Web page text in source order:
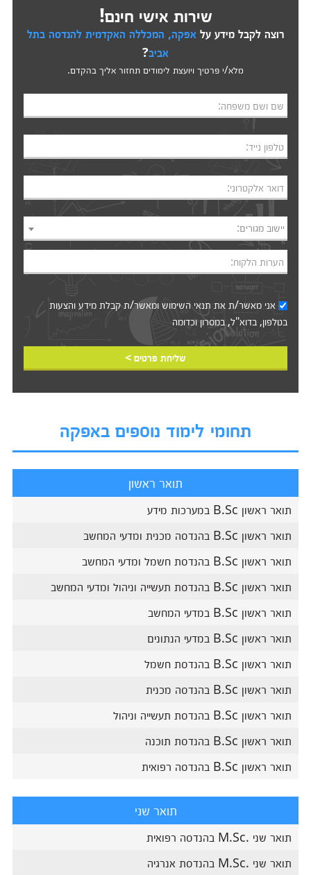
שירות אישי חינם!
רוצה לקבל מידע עלאפקה, המכללה האקדמית להנדסה בתל
אביב?
מלא/י פרטיך ויועצת לימודים תחזור אליך בהקדם.
שם ושם משפחה:
טלפון נייד:
דואר אלקטרוני:
יישוב מגורים:
הערות הלקוח:
אני מאשר/ת את תנאי השימושומאשר/ת קבלת מידע והצעות
בטלפון, בדוא"ל, במסרון וכדומה‎‎
שליחת פרטים >
תחומי לימוד נוספים באפקה
תואר ראשון
תואר ראשון B.Sc במערכות מידע
תואר ראשון B.Sc בהנדסה מכנית ומדעי המחשב
תואר ראשון B.Sc בהנדסת חשמל ומדעי המחשב
תואר ראשון B.Sc בהנדסת תעשייה וניהול ומדעי המחשב
תואר ראשון B.Sc במדעי המחשב
תואר ראשון B.Sc במדעי הנתונים
תואר ראשון B.Sc בהנדסת חשמל
תואר ראשון B.Sc בהנדסה מכנית
תואר ראשון B.Sc בהנדסת תעשייה וניהול
תואר ראשון B.Sc בהנדסת תוכנה
תואר ראשון B.Sc בהנדסה רפואית
תואר שני
תואר שני .M.Sc בהנדסה רפואית
תואר שני .M.Sc בהנדסת אנרגיה